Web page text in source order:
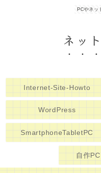
PCやネッ
ネッ
Internet-Site-Howto
WordPress
SmartphoneTabletPC
自作